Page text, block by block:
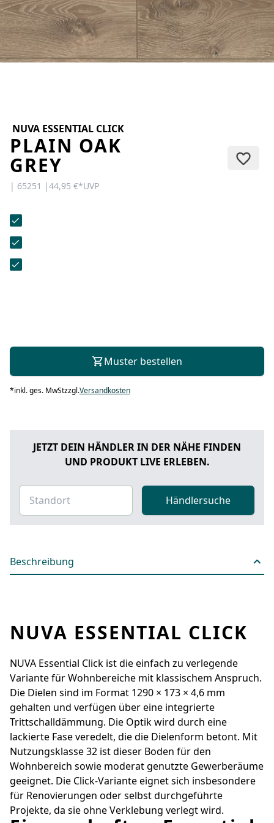
KONTAKT
Sie haben Fragen oder wünschen
eine persönliche Beratung?
Unser Team ist für Sie da –
unser Kontaktformular.
NUVA ESSENTIAL CLICK
PLAIN OAK
GREY
| 65251 |44,95 €*UVP
Muster bestellen
*inkl. ges. MwStzzgl.Versandkosten
JETZT DEIN HÄNDLER IN DER NÄHE FINDEN
UND PRODUKT LIVE ERLEBEN.
Händlersuche
Beschreibung
NUVA ESSENTIAL CLICK
NUVA Essential Click ist die einfach zu verlegende
Variante für Wohnbereiche mit klassischem Anspruch.
Die Dielen sind im Format 1290 × 173 × 4,6 mm
gehalten und verfügen über eine integrierte
Trittschalldämmung. Die Optik wird durch eine
lackierte Fase veredelt, die die Dielenform betont. Mit
Nutzungsklasse 32 ist dieser Boden für den
Wohnbereich sowie moderat genutzte Gewerberäume
geeignet. Die Click-Variante eignet sich insbesondere
für Renovierungen oder selbst durchgeführte
Projekte, da sie ohne Verklebung verlegt wird.